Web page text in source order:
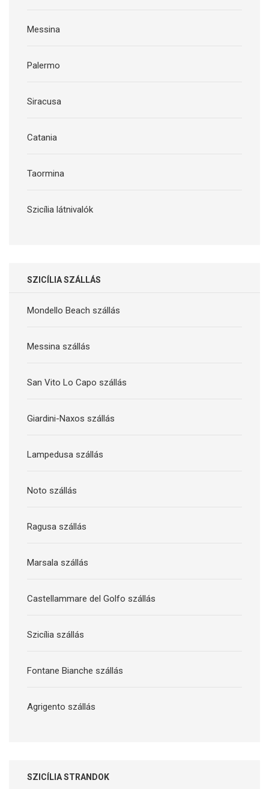
Messina
Palermo
Siracusa
Catania
Taormina
Szicília látnivalók
SZICÍLIA SZÁLLÁS
Mondello Beach szállás
Messina szállás
San Vito Lo Capo szállás
Giardini-Naxos szállás
Lampedusa szállás
Noto szállás
Ragusa szállás
Marsala szállás
Castellammare del Golfo szállás
Szicília szállás
Fontane Bianche szállás
Agrigento szállás
SZICÍLIA STRANDOK